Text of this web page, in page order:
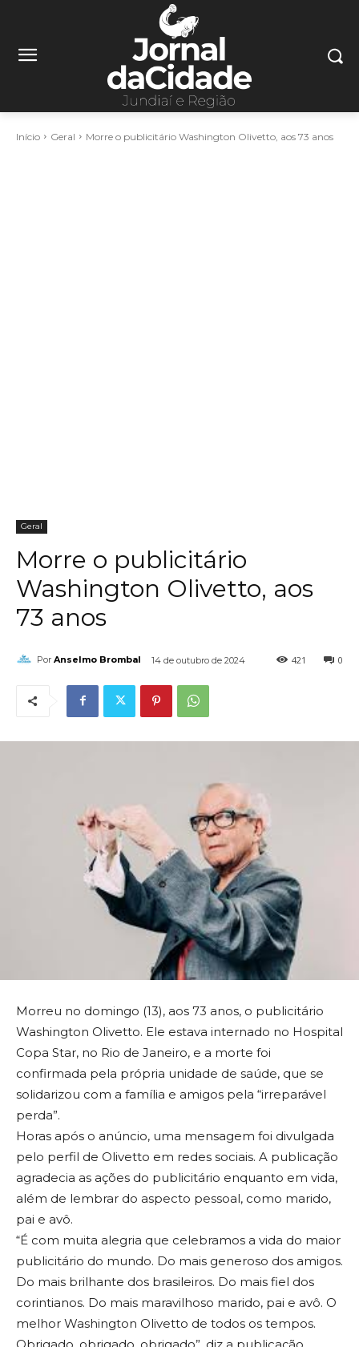
Início Geral Morre o publicitário Washington Olivetto, aos 73 anos
Geral
Morre o publicitário
Washington Olivetto, aos
73 anos
Por Anselmo Brombal 14 de outubro de 2024 0
421
Morreu no domingo (13), aos 73 anos, o publicitário
Washington Olivetto. Ele estava internado no Hospital
Copa Star, no Rio de Janeiro, e a morte foi
confirmada pela própria unidade de saúde, que se
solidarizou com a família e amigos pela “irreparável
perda”.
Horas após o anúncio, uma mensagem foi divulgada
pelo perfil de Olivetto em redes sociais. A publicação
agradecia as ações do publicitário enquanto em vida,
além de lembrar do aspecto pessoal, como marido,
pai e avô.
“É com muita alegria que celebramos a vida do maior
publicitário do mundo. Do mais generoso dos amigos.
Do mais brilhante dos brasileiros. Do mais fiel dos
corintianos. Do mais maravilhoso marido, pai e avô. O
melhor Washington Olivetto de todos os tempos.